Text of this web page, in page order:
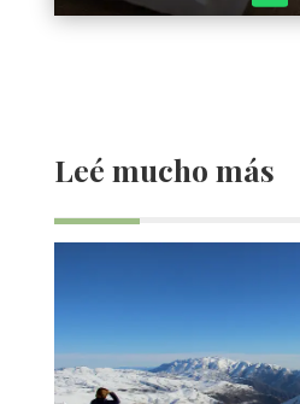
Leé mucho más